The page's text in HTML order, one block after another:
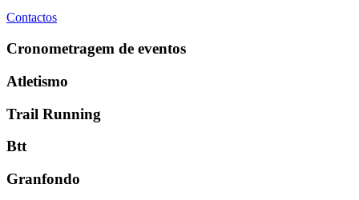
Contactos
Cronometragem de eventos
Atletismo
Trail Running
Btt
Granfondo